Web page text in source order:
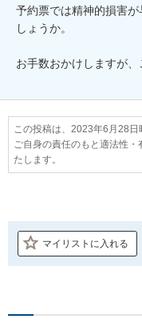
予約票では精神的損害
しょうか。
お手数おかけしますが、
この投稿は、2023年6月28日
ご自身の責任のもと適法性
たします。
マイリストに入れる